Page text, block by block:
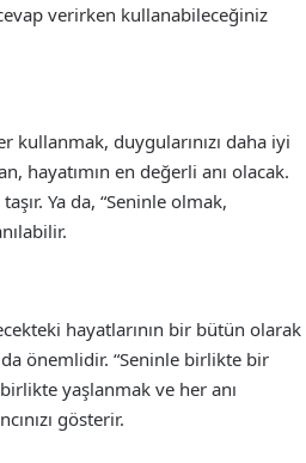
verirken kullanabileceğiniz
kullanmak, duygularınızı daha iyi
hayatımın en değerli anı olacak.
Ya da, “Seninle olmak,
hayatlarının bir bütün olarak
önemlidir. “Seninle birlikte bir
yaşlanmak ve her anı
gösterir.